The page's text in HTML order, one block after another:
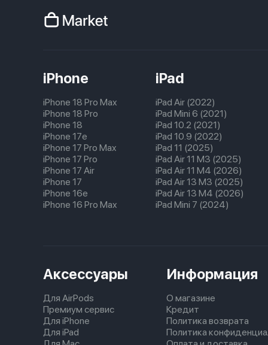
iPhone
iPhone 18 Pro Max
iPhone 18 Pro
iPhone 18
iPhone 17e
iPhone 17 Pro Max
iPhone 17 Pro
iPhone 17 Air
iPhone 17
iPhone 16e
iPhone 16 Pro Max
iPad
iPad Air (2022)
iPad Mini 6 (2021)
iPad 10.2 (2021)
iPad 10.9 (2022)
iPad 11 (2025)
iPad Air 11 M3 (2025)
iPad Air 11 M4 (2026)
iPad Air 13 M3 (2025)
iPad Air 13 M4 (2026)
iPad Mini 7 (2024)
Аксессуары
Для AirPods
Премиум сервис
Для iPhone
Для iPad
Информация
О магазине
Кредит
Политика возврата
Политика